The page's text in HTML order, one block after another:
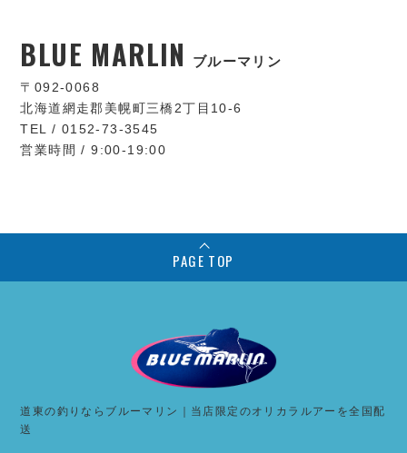
BLUE MARLIN ブルーマリン
〒092-0068
北海道網走郡美幌町三橋2丁目10-6
TEL / 0152-73-3545
営業時間 / 9:00-19:00
PAGE TOP
道東の釣りならブルーマリン｜当店限定のオリカラルアーを全国配
送